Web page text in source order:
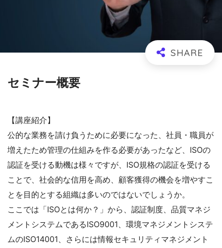
セミナー概要
【講座紹介】
公的な業務を請け負うために必要になった、社員・職員が
増えたため管理の仕組みを作る必要があったなど、ISOの
認証を受ける動機は様々ですが、ISO規格の認証を受ける
ことで、社会的な信用を高め、顧客獲得の機会を増やすこ
とを目的とする組織は多いのではないでしょうか。
ここでは「ISOとは何か？」から、認証制度、品質マネジ
メントシステムであるISO9001、環境マネジメントシステ
ムのISO14001、さらには情報セキュリティマネジメント